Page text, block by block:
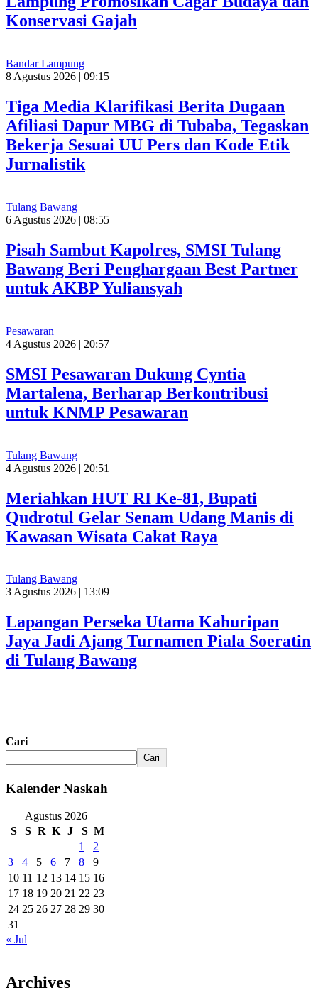
Konservasi Gajah
Bandar Lampung
8 Agustus 2026 | 09:15
Tiga Media Klarifikasi Berita Dugaan
Afiliasi Dapur MBG di Tubaba, Tegaskan
Bekerja Sesuai UU Pers dan Kode Etik
Jurnalistik
Tulang Bawang
6 Agustus 2026 | 08:55
Pisah Sambut Kapolres, SMSI Tulang
Bawang Beri Penghargaan Best Partner
untuk AKBP Yuliansyah
Pesawaran
4 Agustus 2026 | 20:57
SMSI Pesawaran Dukung Cyntia
Martalena, Berharap Berkontribusi
untuk KNMP Pesawaran
Tulang Bawang
4 Agustus 2026 | 20:51
Meriahkan HUT RI Ke-81, Bupati
Qudrotul Gelar Senam Udang Manis di
Kawasan Wisata Cakat Raya
Tulang Bawang
3 Agustus 2026 | 13:09
Lapangan Perseka Utama Kahuripan
Jaya Jadi Ajang Turnamen Piala Soeratin
di Tulang Bawang
Cari
Cari
Kalender Naskah
Agustus 2026
S
S R K J S M
1
2
3
4 5 6 7 8
9
10 11 12 13 14 15 16
17 18 19 20 21 22 23
24 25 26 27 28 29 30
31
« Jul
Archives